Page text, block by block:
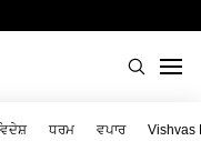
ਧਰਮ ਵਪਾਰ Vishvas